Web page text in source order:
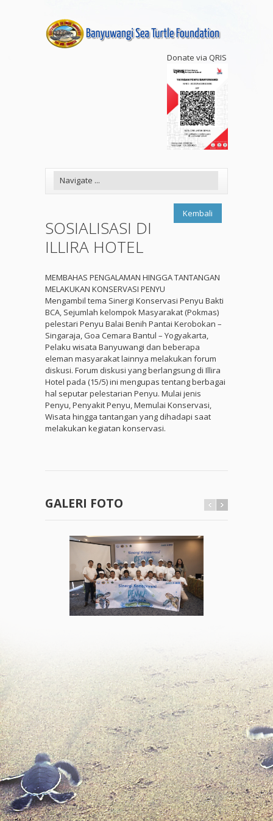
Donate via QRIS
Kembali
SOSIALISASI DI
ILLIRA HOTEL
MEMBAHAS PENGALAMAN HINGGA TANTANGAN
MELAKUKAN KONSERVASI PENYU
Mengambil tema Sinergi Konservasi Penyu Bakti
BCA, Sejumlah kelompok Masyarakat (Pokmas)
pelestari Penyu Balai Benih Pantai Kerobokan –
Singaraja, Goa Cemara Bantul – Yogyakarta,
Pelaku wisata Banyuwangi dan beberapa
eleman masyarakat lainnya melakukan forum
diskusi. Forum diskusi yang berlangsung di Illira
Hotel pada (15/5) ini mengupas tentang berbagai
hal seputar pelestarian Penyu. Mulai jenis
Penyu, Penyakit Penyu, Memulai Konservasi,
Wisata hingga tantangan yang dihadapi saat
melakukan kegiatan konservasi.
GALERI FOTO